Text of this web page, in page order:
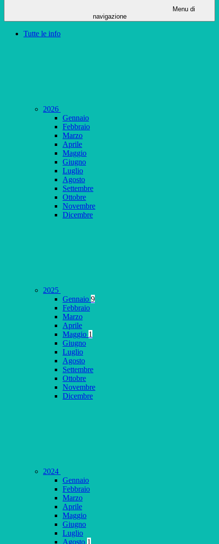
Menu di
navigazione
Tutte le info
2026
Gennaio
Febbraio
Marzo
Aprile
Maggio
Giugno
Luglio
Agosto
Settembre
Ottobre
Novembre
Dicembre
2025
Gennaio 9
Febbraio
Marzo
Aprile
Maggio 1
Giugno
Luglio
Agosto
Settembre
Ottobre
Novembre
Dicembre
2024
Gennaio
Febbraio
Marzo
Aprile
Maggio
Giugno
Luglio
Agosto 1